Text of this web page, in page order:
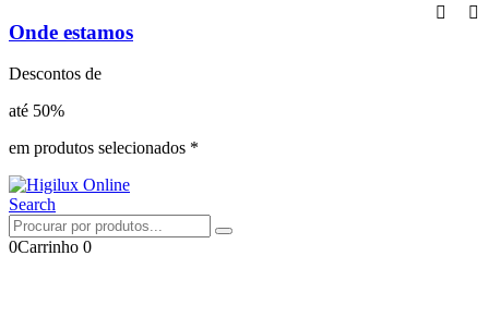
Onde estamos
Descontos de
até 50%
em produtos selecionados *
Search
0Carrinho 0